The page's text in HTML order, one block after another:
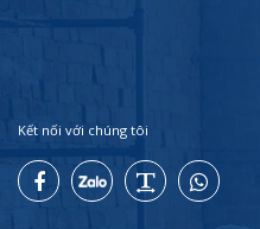
Kết nối với chúng tôi